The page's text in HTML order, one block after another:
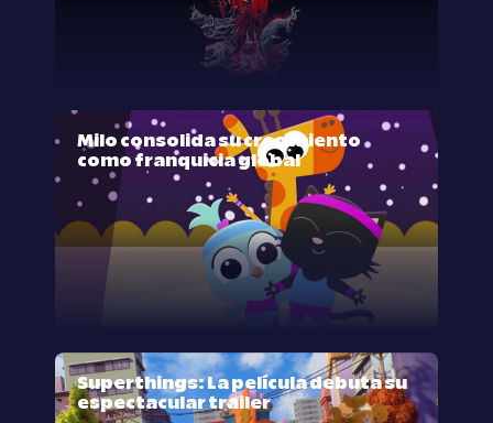
Milo consolida su crecimiento
como franquicia global
Superthings: La película debuta su
espectacular trailer